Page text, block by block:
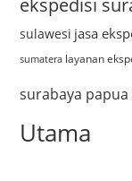
sulawesi jasa
sumatera layanan
surabaya papua
Utama